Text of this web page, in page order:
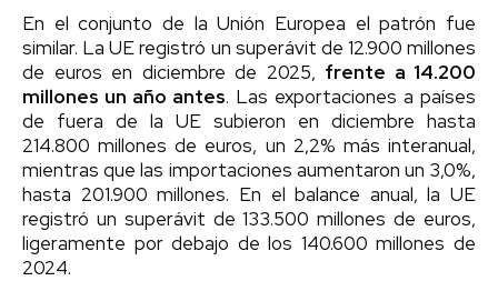
En el conjunto de la Unión Europea el patrón fue
similar. La UE registró un superávit de 12.900 millones
de euros en diciembre de 2025, frente a 14.200
millones un año antes. Las exportaciones a países
de fuera de la UE subieron en diciembre hasta
214.800 millones de euros, un 2,2% más interanual,
mientras que las importaciones aumentaron un 3,0%,
hasta 201.900 millones. En el balance anual, la UE
registró un superávit de 133.500 millones de euros,
ligeramente por debajo de los 140.600 millones de
2024.